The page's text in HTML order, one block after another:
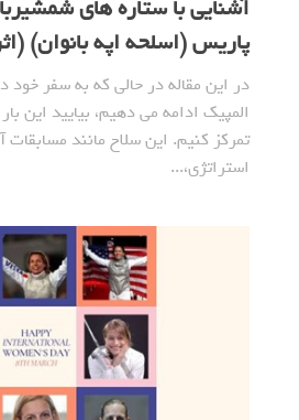
پاریس (اسلحه اپه بانوان) (اثر
در این مقاله در حالی که به سفر خود
المپیک ادامه می دهیم، بیایید این بار
تمرکز کنیم. این سلاح مانند مسابقات
استراتژی،...